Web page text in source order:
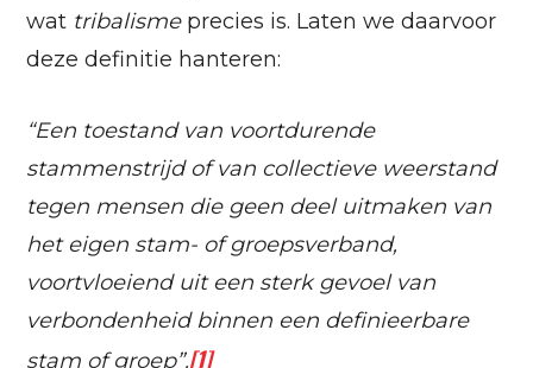
wat tribalismeprecies is. Laten we daarvoor
deze definitie hanteren:
“Een toestand van voortdurende
stammenstrijd of van collectieve weerstand
tegen mensen die geen deel uitmaken van
het eigen stam- of groepsverband,
voortvloeiend uit een sterk gevoel van
verbondenheid binnen een definieerbare
stam of groep”.[1]